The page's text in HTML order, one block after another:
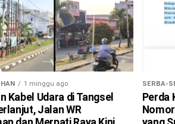
1 minggu ago
Kabel Udara di Tangsel
Jalan WR
SERBA-
Perda